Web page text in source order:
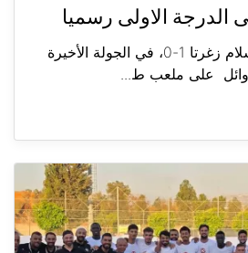
الدرجة الاولى رسميا
فوز طرابلس على السلام زغرتا 1-0، في الجولة الأخيرة
على ملعب ط...